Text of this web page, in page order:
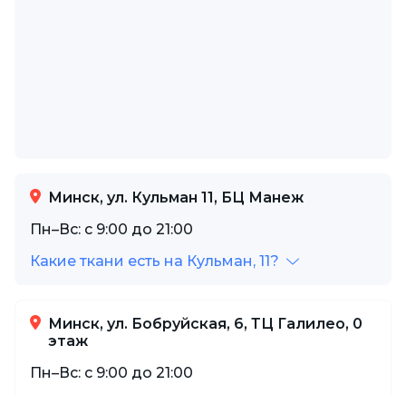
Минск, ул. Кульман 11, БЦ Манеж
Пн–Вс: с 9:00 до 21:00
Какие ткани есть на Кульман, 11?
Минск, ул. Бобруйская, 6, ТЦ Галилео, 0
этаж
Пн–Вс: с 9:00 до 21:00